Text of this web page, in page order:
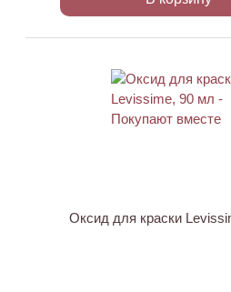
Оксид для краски